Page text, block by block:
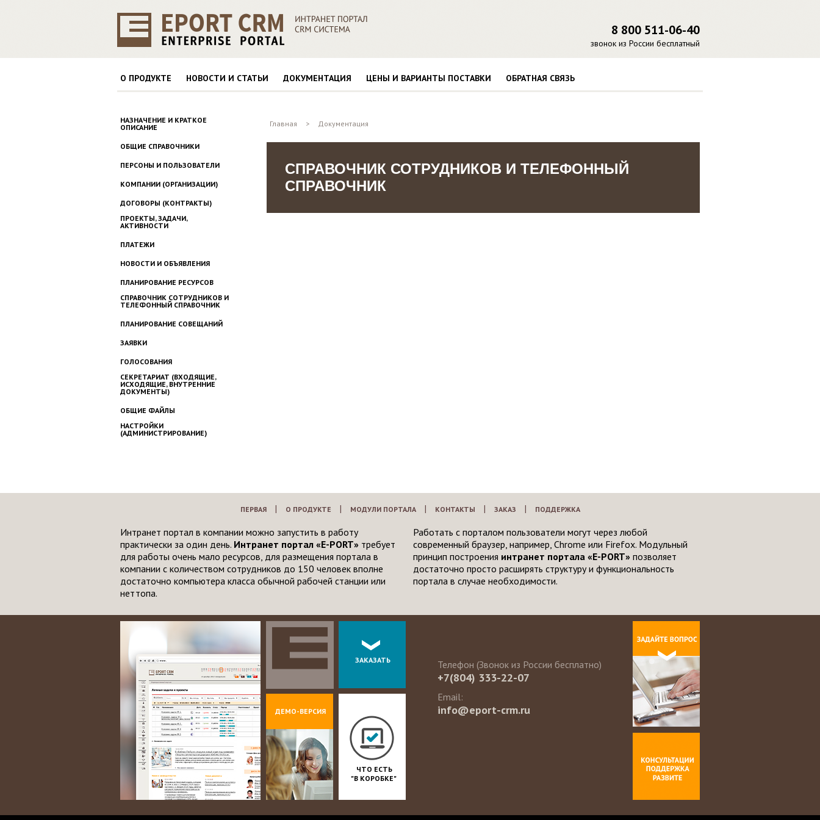
8 800 511-06-40
звонок из России бесплатный
О ПРОДУКТЕ НОВОСТИ И СТАТЬИ ДОКУМЕНТАЦИЯ ЦЕНЫ И ВАРИАНТЫ ПОСТАВКИ ОБРАТНАЯ СВЯЗЬ
НАЗНАЧЕНИЕ И КРАТКОЕ
ОПИСАНИЕ
ОБЩИЕ СПРАВОЧНИКИ
ПЕРСОНЫ И ПОЛЬЗОВАТЕЛИ
КОМПАНИИ (ОРГАНИЗАЦИИ)
ДОГОВОРЫ (КОНТРАКТЫ)
ПРОЕКТЫ, ЗАДАЧИ,
АКТИВНОСТИ
ПЛАТЕЖИ
НОВОСТИ И ОБЪЯВЛЕНИЯ
ПЛАНИРОВАНИЕ РЕСУРСОВ
СПРАВОЧНИК СОТРУДНИКОВ И
ТЕЛЕФОННЫЙ СПРАВОЧНИК
ПЛАНИРОВАНИЕ СОВЕЩАНИЙ
ЗАЯВКИ
ГОЛОСОВАНИЯ
СЕКРЕТАРИАТ (ВХОДЯЩИЕ,
ИСХОДЯЩИЕ, ВНУТРЕННИЕ
ДОКУМЕНТЫ)
ОБЩИЕ ФАЙЛЫ
НАСТРОЙКИ
(АДМИНИСТРИРОВАНИЕ)
Главная > Документация
СПРАВОЧНИК СОТРУДНИКОВ И ТЕЛЕФОННЫЙ
СПРАВОЧНИК
ПЕРВАЯ | О ПРОДУКТЕ | МОДУЛИ ПОРТАЛА | КОНТАКТЫ | ЗАКАЗ | ПОДДЕРЖКА
Интранет портал в компании можно запустить в работу
практически за один день. Интранет портал «E-PORT» требует
для работы очень мало ресурсов, для размещения портала в
компании с количеством сотрудников до 150 человек вполне
достаточно компьютера класса обычной рабочей станции или
неттопа.
Работать с порталом пользователи могут через любой
современный браузер, например, Chrome или Firefox. Модульный
принцип построения интранет портала «E-PORT» позволяет
достаточно просто расширять структуру и функциональность
портала в случае необходимости.
ДЕМО-ВЕРСИЯ
ЗАКАЗАТЬ
ЧТО ЕСТЬ
"В КОРОБКЕ"
Телефон (Звонок из России бесплатно)
+7(804) 333-22-07
Email:
info@eport-crm.ru